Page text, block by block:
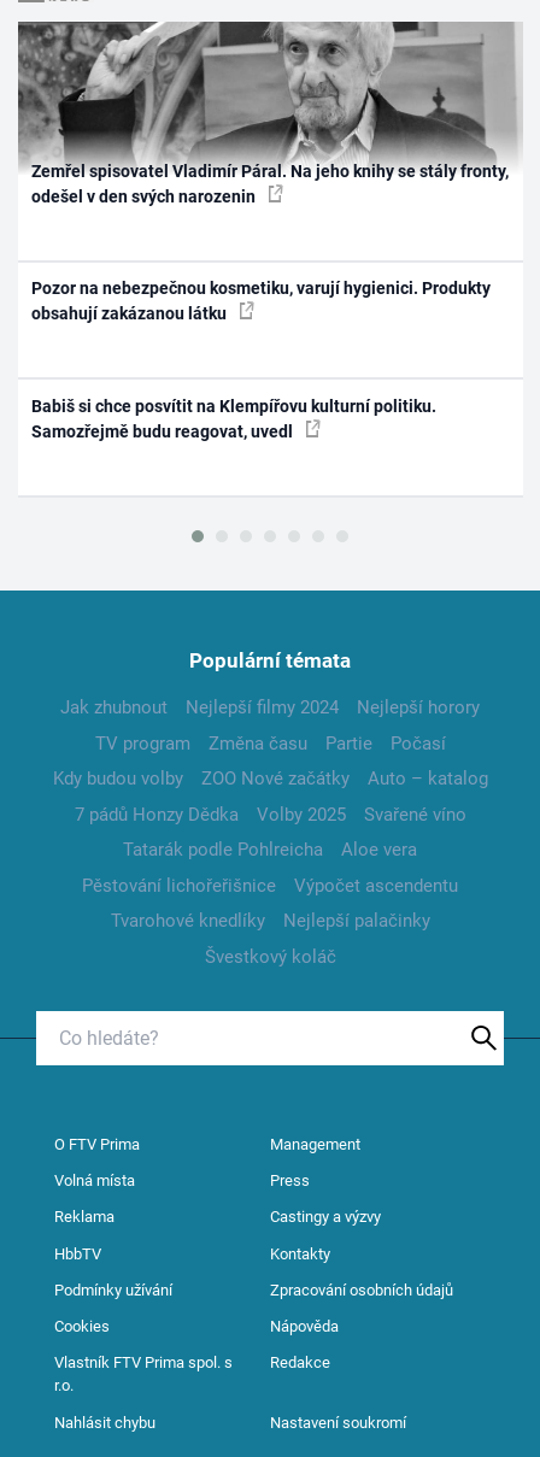
Zemřel spisovatel Vladimír Páral. Na jeho knihy se stály fronty,
odešel v den svých narozenin
Pozor na nebezpečnou kosmetiku, varují hygienici. Produkty
obsahují zakázanou látku
Babiš si chce posvítit na Klempířovu kulturní politiku.
Samozřejmě budu reagovat, uvedl
Populární témata
Jak zhubnout Nejlepší filmy 2024
Nejlepší horory
TV program
Změna času Partie
Počasí
Kdy budou volby
ZOO Nové začátky
Auto – katalog
7 pádů Honzy Dědka
Volby 2025
Svařené víno
Tatarák podle Pohlreicha
Aloe vera
Pěstování lichořeřišnice
Výpočet ascendentu
Tvarohové knedlíky
Nejlepší palačinky
Švestkový koláč
O FTV Prima Management
Volná místa Press
Reklama Castingy a výzvy
HbbTV Kontakty
Podmínky užívání Zpracování osobních údajů
Cookies Nápověda
Vlastník FTV Prima spol. s
r.o.
Redakce
Nahlásit chybu Nastavení soukromí